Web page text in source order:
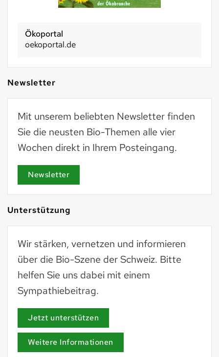
Ökoportal
oekoportal.de
Newsletter
Mit unserem beliebten Newsletter finden
Sie die neusten Bio-Themen alle vier
Wochen direkt in Ihrem Posteingang.
Newsletter
Unterstützung
Wir stärken, vernetzen und informieren
über die Bio-Szene der Schweiz. Bitte
helfen Sie uns dabei mit einem
Sympathiebeitrag.
Jetzt unterstützen
Weitere Informationen